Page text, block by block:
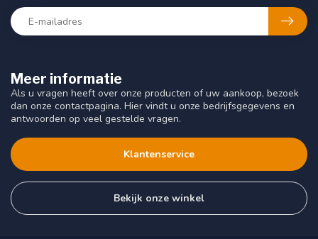
Meer informatie
Als u vragen heeft over onze producten of uw aankoop, bezoek
dan onze contactpagina. Hier vindt u onze bedrijfsgegevens en
antwoorden op veel gestelde vragen.
Klantenservice
Bekijk onze winkel